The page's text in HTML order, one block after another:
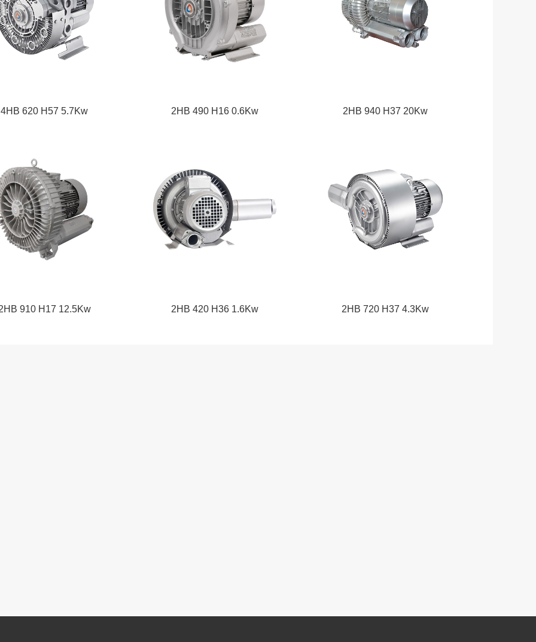
4HB 620 H57 5.7Kw 2HB 490 H16 0.6Kw 2HB 940 H37 20Kw
910 H17 12.5Kw 2HB 420 H36 1.6Kw 2HB 720 H37 4.3Kw